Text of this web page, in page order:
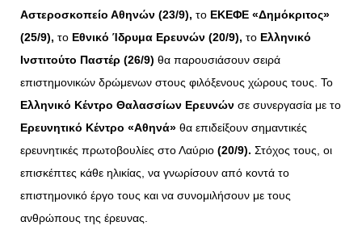
Αστεροσκοπείο Αθηνών (23/9), το ΕΚΕΦΕ «Δημόκριτος»
(25/9), το Εθνικό Ίδρυμα Ερευνών (20/9), το Ελληνικό
Ινστιτούτο Παστέρ (26/9) θα παρουσιάσουν σειρά
επιστημονικών δρώμενων στους φιλόξενους χώρους τους. Το
Ελληνικό Κέντρο Θαλασσίων Ερευνών σε συνεργασία με το
Ερευνητικό Κέντρο «Αθηνά» θα επιδείξουν σημαντικές
ερευνητικές πρωτοβουλίες στο Λαύριο (20/9). Στόχος τους, οι
επισκέπτες κάθε ηλικίας, να γνωρίσουν από κοντά το
επιστημονικό έργο τους και να συνομιλήσουν με τους
ανθρώπους της έρευνας.